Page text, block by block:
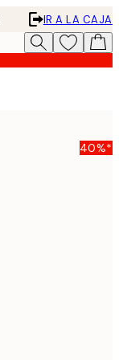
IR A LA CAJA
40%*